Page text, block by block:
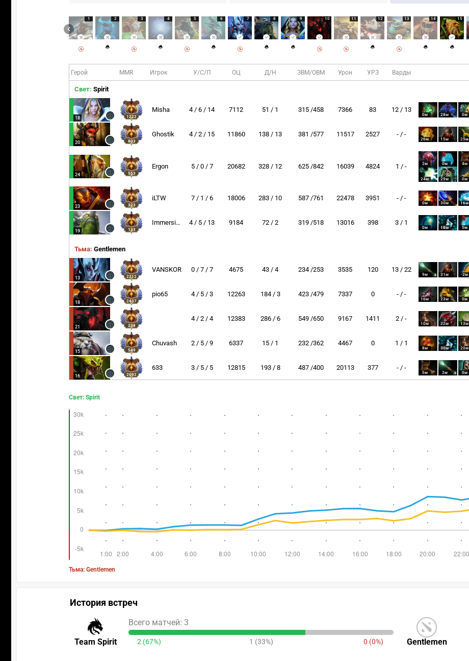
1 2 3 4 5 6 7 8 9 10 11 12 13 14 15
Герой MMR Игрок У/С/П ОЦ Д/Н ЗВМ/ОВМ Урон УРЗ Варды
Свет: Spirit
18 1222
Misha 4 / 6 / 14 7112 51 / 1 315 /458 7366 83 12 / 13
0м 28м 0м
20 803
Ghostik 4 / 2 / 15 11860 138 / 13 381 /577 11517 2527 - / -
26м 15м 25м
24 553
Ergon 5 / 0 / 7 20682 328 / 12 625 /842 16039 4824 1 / - 2м 0м 4м
24м 29м 0м
23 323
iLTW 7 / 1 / 6 18006 283 / 10 587 /761 22478 3951 - / -
0м 30м 16м
19 133
Immersion 4 / 5 / 13 9184 72 / 2 319 /518 13016 398 3 / 1
0м 18м 5м
Тьма: Gentlemen
13 2212
VANSKOR 0 / 7 / 7 4675 43 / 4 234 /253 3535 120 13 / 22
9м 31м -2м
18 2437
pio65 4 / 5 / 3 12263 184 / 3 423 /479 7337 0 - / -
16м 23м 0м
21 238
4 / 2 / 4 12383 286 / 6 549 /650 9167 1411 2 / -
10м 22м 13м
15 549
Chuvash 2 / 5 / 9 6337 15 / 1 232 /362 4467 0 1 / 1
8м 30м 20м
16 2092
633 3 / 5 / 5 12815 193 / 8 487 /400 20113 377 - / -
5м 2м 0м
Свет: Spirit
Тьма: Gentlemen
История встреч
Team Spirit Gentlemen
Всего матчей: 3
2 (67%) 1 (33%) 0 (0%)